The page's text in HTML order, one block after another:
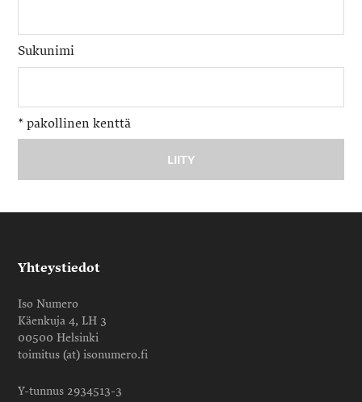
Sukunimi
* pakollinen kenttä
Yhteystiedot
Iso Numero
Käenkuja 4, LH 3
00500 Helsinki
toimitus (at) isonumero.fi
Y-tunnus 2934513-3